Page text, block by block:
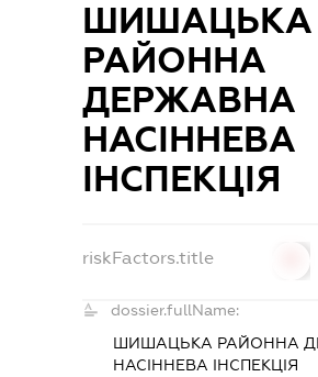
ШИШАЦЬКА
РАЙОННА
ДЕРЖАВНА
НАСІННЕВА
ІНСПЕКЦІЯ
riskFactors.title
dossier.fullName:
ШИШАЦЬКА РАЙОННА
НАСІННЕВА ІНСПЕКЦІЯ